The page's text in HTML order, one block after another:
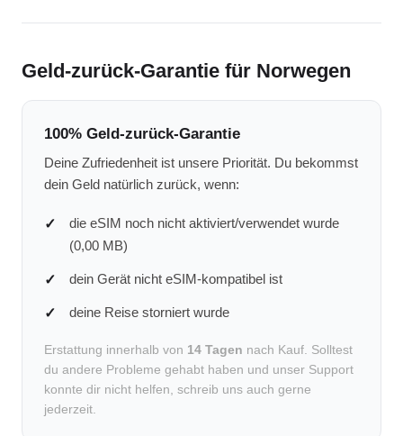
Geld-zurück-Garantie für Norwegen
100% Geld-zurück-Garantie
Deine Zufriedenheit ist unsere Priorität. Du bekommst
dein Geld natürlich zurück, wenn:
die eSIM noch nicht aktiviert/verwendet wurde
(0,00 MB)
dein Gerät nicht eSIM-kompatibel ist
deine Reise storniert wurde
Erstattung innerhalb von 14 Tagen nach Kauf. Solltest
du andere Probleme gehabt haben und unser Support
konnte dir nicht helfen, schreib uns auch gerne
jederzeit.